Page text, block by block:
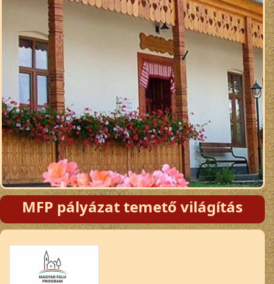
MFP pályázat temető világítás